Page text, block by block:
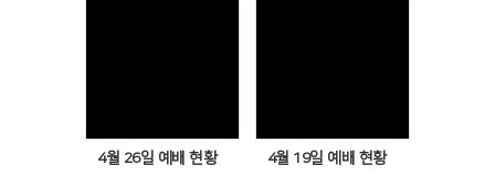
4월 26일 예배 현황 4월 19일 예배 현황